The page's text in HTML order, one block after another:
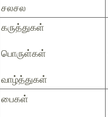
சலசல
கருத்துகள்
பொருள்கள்
வாழ்த்துகள்
பைகள்